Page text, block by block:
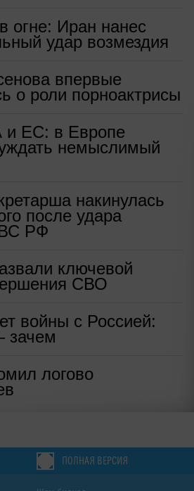
Иран нанес
удар возмездия
впервые
о роли порноактрисы
ЕС: в Европе
немыслимый
накинулась
после удара
РФ
ключевой
СВО
войны с Россией:
зачем
логово
ПОЛНАЯ ВЕРСИЯ